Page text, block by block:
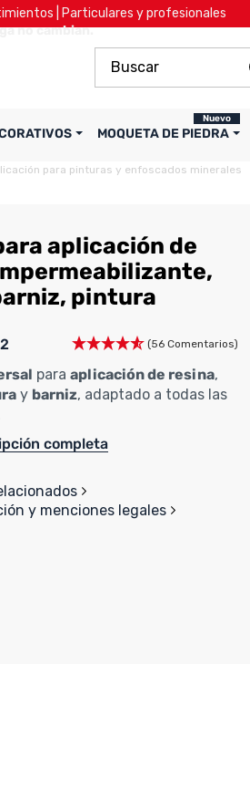
| Particulares y profesionales
no cambian.
MOQUETA DE PIEDRA
Nuevo
para pinturas y enfoscados minerales
aplicación de
pintura
(56 Comentarios)
paraaplicación de resina,
y barniz, adaptado a todas las
completa
y menciones legales